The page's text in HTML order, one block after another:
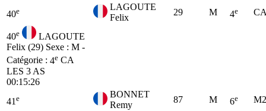
40e
LAGOUTE
Felix
29 M 4e
40e
LAGOUTE
Felix (29) Sexe : M -
Catégorie : 4e CA
LES 3 AS
00:15:26
41 e
BONNET
Remy
87 M 6e M2